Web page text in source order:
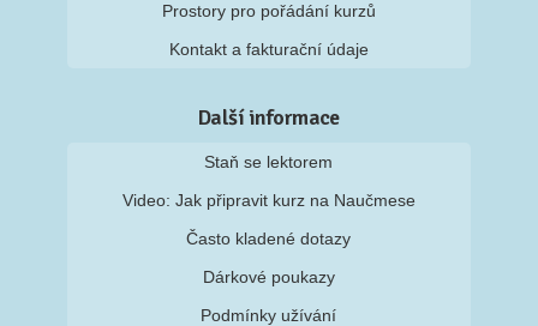
Prostory pro pořádání kurzů
Kontakt a fakturační údaje
Další informace
Staň se lektorem
Video: Jak připravit kurz na Naučmese
Často kladené dotazy
Dárkové poukazy
Podmínky užívání